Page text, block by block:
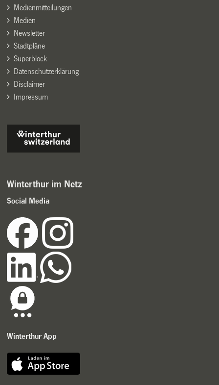
Medienmitteilungen
Medien
Newsletter
Stadtpläne
Superblock
Datenschutzerklärung
Disclaimer
Impressum
Winterthur im Netz
Social Media
Winterthur App